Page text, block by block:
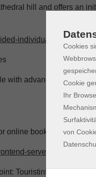
hill and offers an
individual-tours/city-
with advance booking:
online booking:
server/form/provide/
Touristinfo, ASAM,
Cookies
Cookie
Ihr
von